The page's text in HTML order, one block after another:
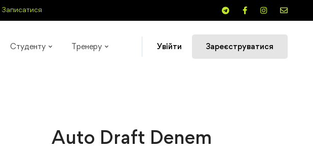
Записатися
Студенту Тренеру Увійти Зареєструватися
Auto Draft Denem